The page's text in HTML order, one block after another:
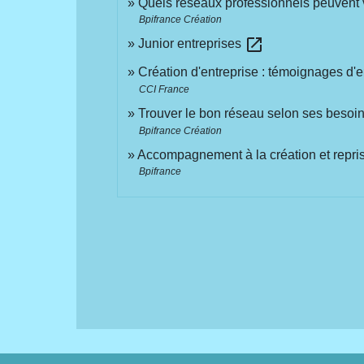
Bpifrance Création
Junior entreprises open_in_new
Création d'entreprise : témoignages
CCI France
Trouver le bon réseau selon ses
Bpifrance Création
Accompagnement à la création et
Bpifrance